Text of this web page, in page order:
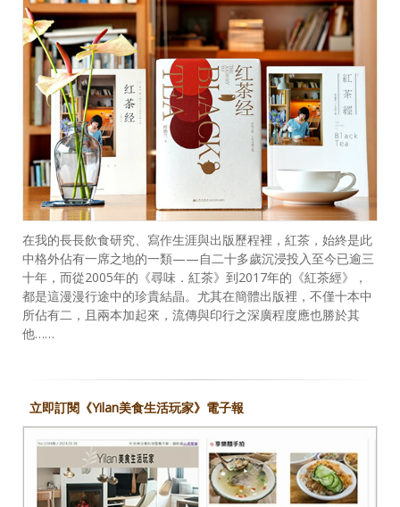
在我的長長飲食研究、寫作生涯與出版歷程裡，紅茶，始終是此
中格外佔有一席之地的一類——自二十多歲沉浸投入至今已逾三
十年，而從2005年的《尋味．紅茶》到2017年的《紅茶經》，
都是這漫漫行途中的珍貴結晶。尤其在簡體出版裡，不僅十本中
所佔有二，且兩本加起來，流傳與印行之深廣程度應也勝於其
他……
立即訂閱《Yilan美食生活玩家》電子報